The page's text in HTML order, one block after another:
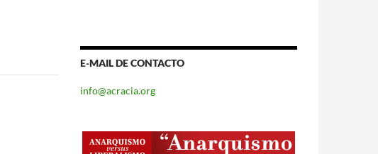
E-MAIL DE CONTACTO
info@acracia.org